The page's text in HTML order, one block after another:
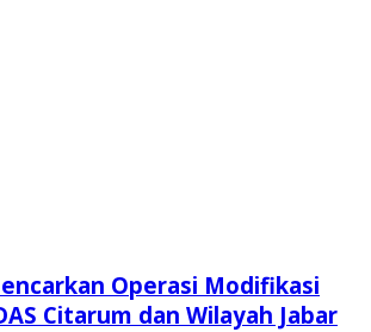
Operasi Modifikasi
Citarum dan Wilayah Jabar